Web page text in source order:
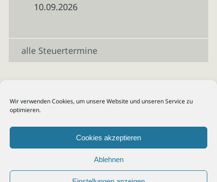
Wir verwenden Cookies, um unsere Website und unseren Service zu
optimieren.
Cookies akzeptieren
Ablehnen
10.09.2026
alle Steuertermine